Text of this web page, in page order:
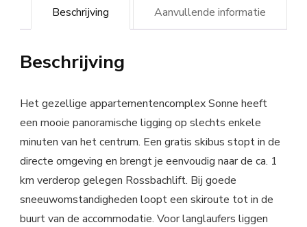
Beschrijving Aanvullende informatie
Beschrijving
Het gezellige appartementencomplex Sonne heeft
een mooie panoramische ligging op slechts enkele
minuten van het centrum. Een gratis skibus stopt in de
directe omgeving en brengt je eenvoudig naar de ca. 1
km verderop gelegen Rossbachlift. Bij goede
sneeuwomstandigheden loopt een skiroute tot in de
buurt van de accommodatie. Voor langlaufers liggen